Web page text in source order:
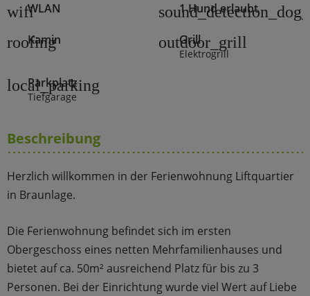
wifiWLAN 1 Hund erlaubt
roofing
Kamin outdoor_grill
Grill
Elektrogrill
local_parking
Parkplatz
Tiefgarage
Beschreibung
Herzlich willkommen in der Ferienwohnung Liftquartier
in Braunlage.
Die Ferienwohnung befindet sich im ersten
Obergeschoss eines netten Mehrfamilienhauses und
bietet auf ca. 50m² ausreichend Platz für bis zu 3
Personen. Bei der Einrichtung wurde viel Wert auf Liebe